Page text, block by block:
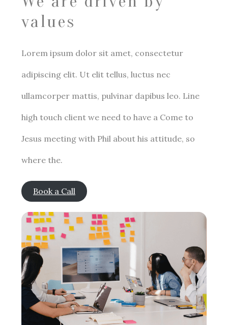
values
Lorem ipsum dolor sit amet, consectetur
adipiscing elit. Ut elit tellus, luctus nec
ullamcorper mattis, pulvinar dapibus leo. Line
high touch client we need to have a Come to
Jesus meeting with Phil about his attitude, so
where the.
Book a Call